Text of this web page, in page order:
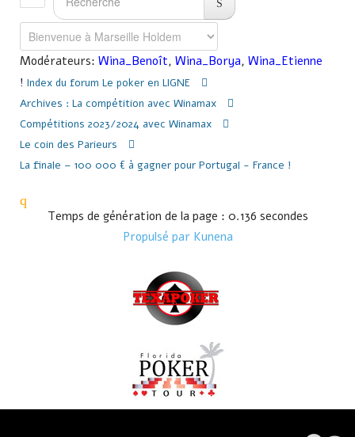
Modérateurs: Wina_Benoît, Wina_Borya, Wina_Etienne
Index du forum Le poker en LIGNE
Archives : La compétition avec Winamax
Compétitions 2023/2024 avec Winamax
Le coin des Parieurs
La finale – 100 000 € à gagner pour Portugal - France !
Temps de génération de la page : 0.136 secondes
Propulsé par Kunena